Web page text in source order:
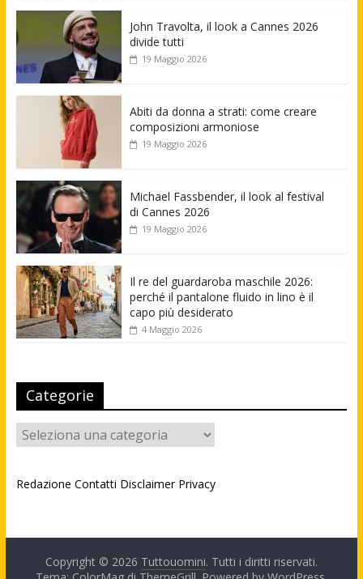
John Travolta, il look a Cannes 2026
divide tutti
19 Maggio 2026
Abiti da donna a strati: come creare
composizioni armoniose
19 Maggio 2026
Michael Fassbender, il look al festival
di Cannes 2026
19 Maggio 2026
Il re del guardaroba maschile 2026:
perché il pantalone fluido in lino è il
capo più desiderato
4 Maggio 2026
Categorie
Categorie
Redazione Contatti Disclaimer Privacy
Copyright © 2026 Tuttouomini. Tutti i diritti riservati.